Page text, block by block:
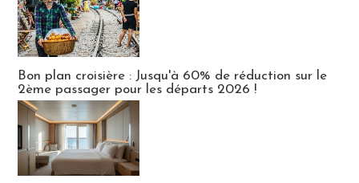
Bon plan croisière : Jusqu'à 60% de réduction sur le
2ème passager pour les départs 2026 !